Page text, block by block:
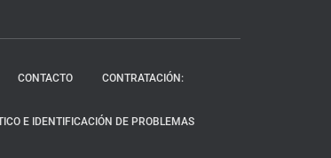
CONTACTO CONTRATACIÓN:
E IDENTIFICACIÓN DE PROBLEMAS